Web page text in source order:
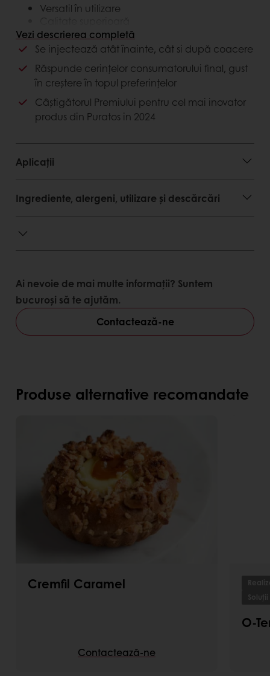
Versatil în utilizare
Gust savuros
Produse atractive și de calitate
Gust deosebit de fistic
Calitate superioară
Vezi descrierea completă
Se injectează atât înainte, cât si după coacere
Răspunde cerinţelor consumatorului final, gust
în creştere în topul preferinţelor
Câștigătorul Premiului pentru cel mai inovator
produs din Puratos in 2024
Aplicații
Ingrediente, alergeni, utilizare și descărcări
Ai nevoie de mai multe informații? Suntem
bucuroși să te ajutăm.
Contactează-ne
Produse alternative recomandate
Cremfil Caramel
Contactează-ne
O-